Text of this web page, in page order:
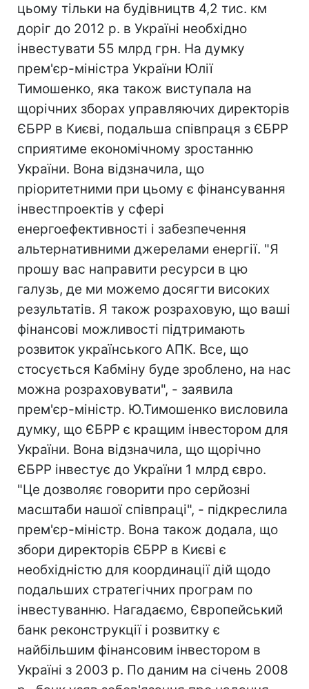
цьому тільки на будівництв 4,2 тис. км
доріг до 2012 р. в Україні необхідно
інвестувати 55 млрд грн. На думку
прем'єр-міністра України Юлії
Тимошенко, яка також виступала на
щорічних зборах управляючих директорів
ЄБРР в Києві, подальша співпраця з ЄБРР
сприятиме економічному зростанню
України. Вона відзначила, що
пріоритетними при цьому є фінансування
інвестпроектів у сфері
енергоефективності і забезпечення
альтернативними джерелами енергії. "Я
прошу вас направити ресурси в цю
галузь, де ми можемо досягти високих
результатів. Я також розраховую, що ваші
фінансові можливості підтримають
розвиток українського АПК. Все, що
стосується Кабміну буде зроблено, на нас
можна розраховувати", - заявила
прем'єр-міністр. Ю.Тимошенко висловила
думку, що ЄБРР є кращим інвестором для
України. Вона відзначила, що щорічно
ЄБРР інвестує до України 1 млрд євро.
"Це дозволяє говорити про серйозні
масштаби нашої співпраці", - підкреслила
прем'єр-міністр. Вона також додала, що
збори директорів ЄБРР в Києві є
необхідністю для координації дій щодо
подальших стратегічних програм по
інвестуванню. Нагадаємо, Європейський
банк реконструкції і розвитку є
найбільшим фінансовим інвестором в
Україні з 2003 р. По даним на січень 2008